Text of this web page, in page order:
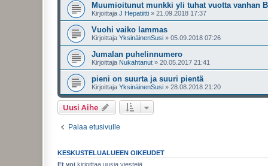
Muumioitunut munkki yli tuhat vuotta vanhan
Kirjoittaja J Hepatiitti » 21.09.2018 17:37
Vuohi vaiko lammas
Kirjoittaja YksinäinenSusi » 05.09.2018 07:26
Jumalan puhelinnumero
Kirjoittaja Nukahtanut » 20.05.2017 21:41
pieni on suurta ja suuri pientä
Kirjoittaja YksinäinenSusi » 28.08.2018 21:20
Uusi Aihe
Palaa etusivulle
KESKUSTELUALUEEN OIKEUDET
Et voi kirjoittaa uusia viestejä